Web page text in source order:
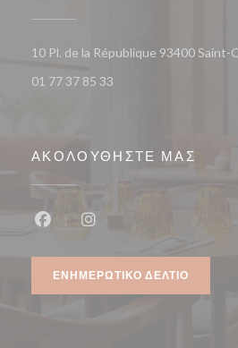
10 Pl. de la République 93400 Saint-
01 77 37 85 33
ΑΚΟΛΟΥΘΉΣΤΕ ΜΑΣ
ΕΝΗΜΕΡΩΤΙΚΌ ΔΕΛΤΊΟ